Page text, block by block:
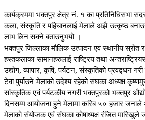
कार्यक्रममा भक्तपुर क्षेत्र नं. १ का प्रतिनिधिसभा
कला, संस्कृति र पहिचानलाई मेलाले अझै उत्कृष्ठ
लाभ लिन सक्ने बताउनुभयो ।
भक्तपुर जिल्लाका मौलिक उत्पादन एवं स्थानीय स्रोत
हस्तकलाका सामानहरुलाई राष्ट्रिय तथा
उद्योग, व्यापार, कृषि, पर्यटन, संस्कृतिको प्रवद्र्धन
टेवा पुर्याउने मेलाको उदेश्य रहेको संघका अध्यक्ष
सांस्कृतिक एवं पर्यटकीय नगरी भक्तपुरको भक्तपुर
दिनसम्म आयोजना हुने मेलामा करिब ५० हजार जनाले
मेलाको संयोजक एवं संघका कोषाध्यक्ष रंजित मारिखुले